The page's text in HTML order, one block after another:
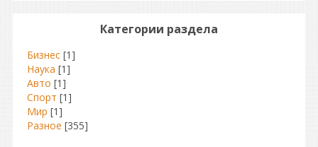
Категории раздела
Бизнес [1]
Наука [1]
Авто [1]
Спорт [1]
Мир [1]
Разное [355]